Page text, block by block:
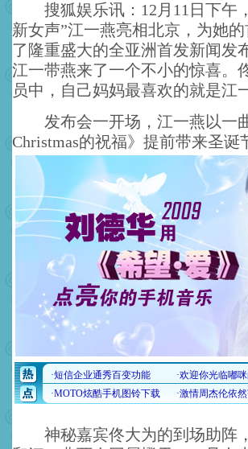
搜狐娱乐讯：12月11日下午
新女声”江一燕亮相北京，为她
了隆重盛大的全亚洲首发新闻发
江一带燕来了一个不小的惊喜。
员中，自己妈妈最喜欢的就是江
发布会一开场，江一燕以一
Christmas的祝福》提前带来圣诞
神秘嘉宾佟大为的到场助阵